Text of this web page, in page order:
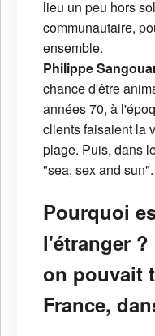
lieu un peu hors
communautaire,
ensemble.
Philippe
chance d'être
années 70, à
clients faisaient la
plage. Puis, dans
"sea, sex and sun".
Pourquoi
l'étranger
on pouvait
France,